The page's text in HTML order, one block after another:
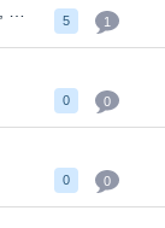
Приводной ремень
5 1
0 0
0 0